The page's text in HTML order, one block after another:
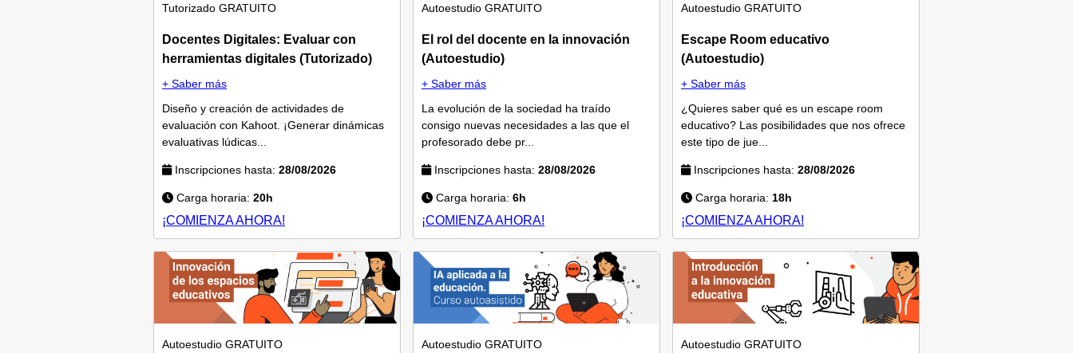
Tutorizado GRATUITO
Docentes Digitales: Evaluar con
herramientas digitales (Tutorizado)
+ Saber más
Diseño y creación de actividades de
evaluación con Kahoot. ¡Generar dinámicas
evaluativas lúdicas...
Inscripciones hasta: 28/08/2026
Carga horaria: 20h
¡COMIENZA AHORA!
Autoestudio GRATUITO
El rol del docente en la innovación
(Autoestudio)
+ Saber más
La evolución de la sociedad ha traído
consigo nuevas necesidades a las que el
profesorado debe pr...
Inscripciones hasta: 28/08/2026
Carga horaria: 6h
¡COMIENZA AHORA!
Autoestudio GRATUITO
Escape Room educativo
(Autoestudio)
+ Saber más
¿Quieres saber qué es un escape room
educativo? Las posibilidades que nos ofrece
este tipo de jue...
Inscripciones hasta: 28/08/2026
Carga horaria: 18h
¡COMIENZA AHORA!
Autoestudio GRATUITO Autoestudio GRATUITO Autoestudio GRATUITO